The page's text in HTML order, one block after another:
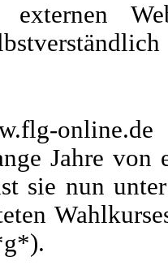
Jahre von
sie nun